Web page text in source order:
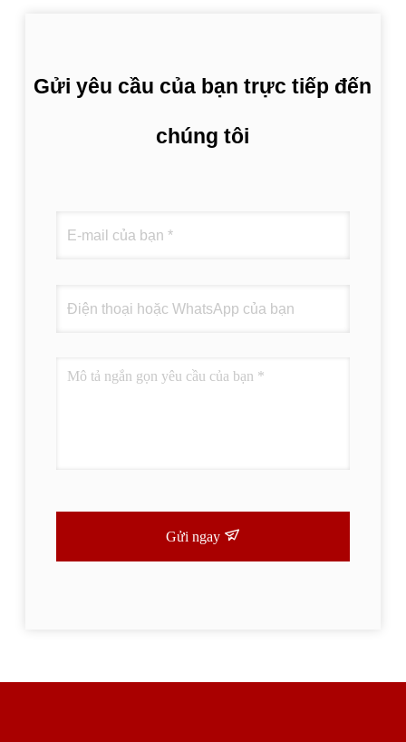
Gửi yêu cầu của bạn trực tiếp đến
chúng tôi
Gửi ngay